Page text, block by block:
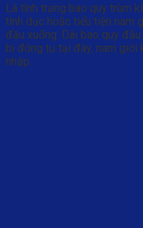
Là tình trạng bao quy trùm
tình dục hoặc tiểu tiện nam
đầu xuống. Dài bao quy
bị đóng tụ tại đây, nam giới
nhập.